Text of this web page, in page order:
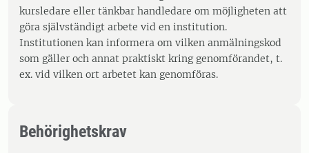
kursledare eller tänkbar handledare om möjligheten att
göra självständigt arbete vid en institution.
Institutionen kan informera om vilken anmälningskod
som gäller och annat praktiskt kring genomförandet, t.
ex. vid vilken ort arbetet kan genomföras.
Behörighetskrav